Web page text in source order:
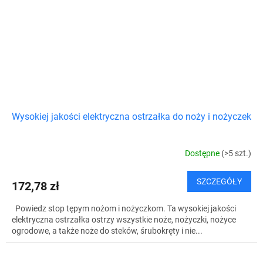
Wysokiej jakości elektryczna ostrzałka do noży i nożyczek
Dostępne (>5 szt.)
172,78 zł SZCZEGÓŁY
Powiedz stop tępym nożom i nożyczkom. Ta wysokiej jakości
elektryczna ostrzałka ostrzy wszystkie noże, nożyczki, nożyce
ogrodowe, a także noże do steków, śrubokręty i nie...